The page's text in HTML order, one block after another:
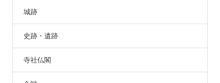
城跡
史跡・遺跡
寺社仏閣